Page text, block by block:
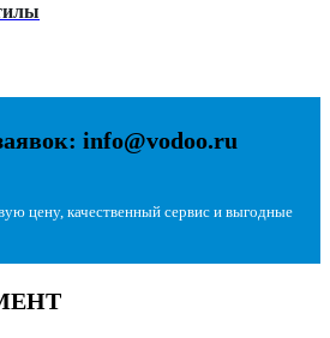
info@vodoo.ru
цену, качественный сервис и выгодные